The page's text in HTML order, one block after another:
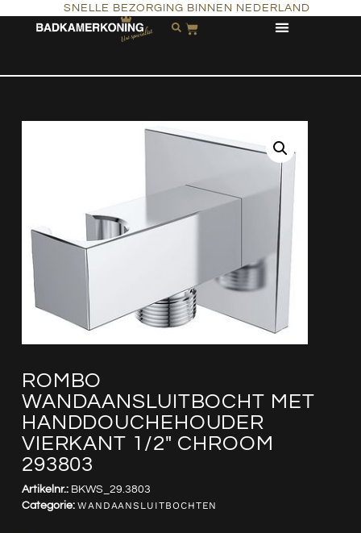
SNELLE BEZORGING BINNEN NEDERLAND
ROMBO
WANDAANSLUITBOCHT MET
HANDDOUCHEHOUDER
VIERKANT 1/2″ CHROOM
293803
Artikelnr.: BKWS_29.3803
Categorie: WANDAANSLUITBOCHTEN